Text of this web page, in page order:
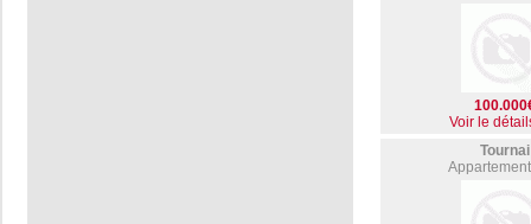
Voir le
Tournai